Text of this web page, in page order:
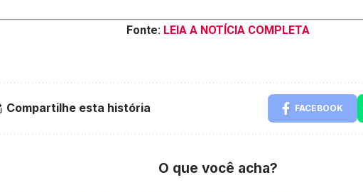
Fonte: LEIA A NOTÍCIA COMPLETA
Compartilhe esta história FACEBOOK
O que você acha?